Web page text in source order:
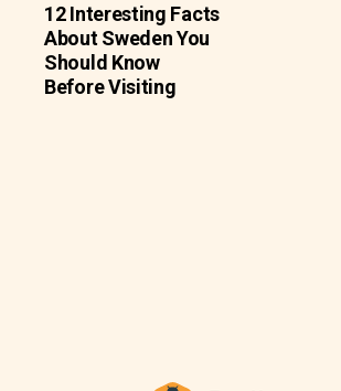
12 Interesting Facts
About Sweden You
Should Know
Before Visiting